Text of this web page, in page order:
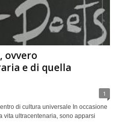
ovvero
e di quella
1
di cultura universale In occasione
vita ultracentenaria, sono apparsi